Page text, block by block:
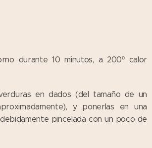
durante 10 minutos, a 200º calor
en dados (del tamaño de un
y ponerlas en una
pincelada con un poco de